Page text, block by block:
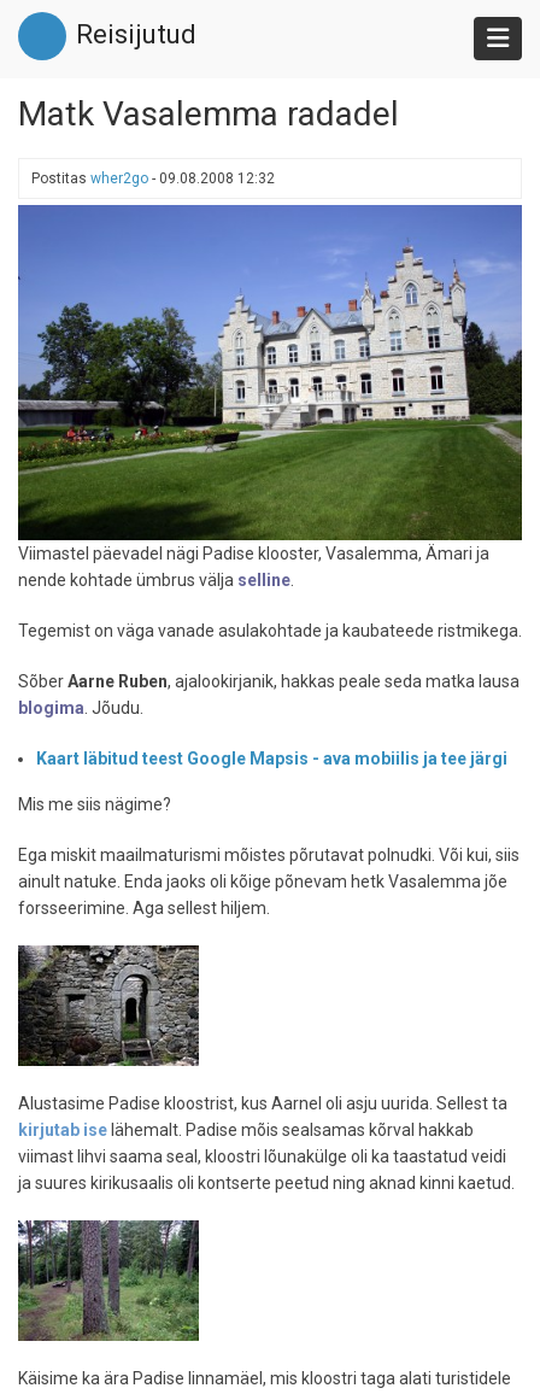
Liigu
edasi
põhisisu
Reisijutud
Matk Vasalemma radadel
Postitas wher2go - 09.08.2008 12:32
Viimastel päevadel nägi Padise klooster, Vasalemma, Ämari ja
nende kohtade ümbrus välja selline.
Tegemist on väga vanade asulakohtade ja kaubateede ristmikega.
SõberAarne Ruben, ajalookirjanik, hakkas peale seda matka lausa
blogima. Jõudu.
Kaart läbitud teest Google Mapsis - ava mobiilis ja tee järgi
Mis me siis nägime?
Ega miskit maailmaturismi mõistes põrutavat polnudki. Või kui, siis
ainult natuke. Enda jaoks oli kõige põnevam hetk Vasalemma jõe
forsseerimine. Aga sellest hiljem.
Alustasime Padise kloostrist, kus Aarnel oli asju uurida. Sellest ta
kirjutab ise lähemalt. Padise mõis sealsamas kõrval hakkab
viimast lihvi saama seal, kloostri lõunakülge oli ka taastatud veidi
ja suures kirikusaalis oli kontserte peetud ning aknad kinni kaetud.
Käisime ka ära Padise linnamäel, mis kloostri taga alati turistidele